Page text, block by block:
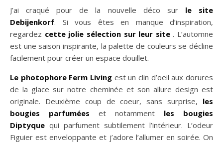
Facebook
sur Twittersur Instagram
Facebook
sur Twittersur Instagram
J’ai craqué pour de la nouvelle déco sur
le site
Debijenkorf. Si vous êtes en manque d’inspiration,
regardez cette jolie sélection sur leur site. L’automne
est une saison inspirante, la palette de couleurs se décline
facilement pour créer un espace douillet.
Le photophore Ferm Living est un clin d’oeil aux dorures
de la glace sur notre cheminée et son allure design est
originale. Deuxième coup de coeur, sans surprise, les
bougies parfumées et notamment les bougies
Diptyque qui parfument subtilement l’intérieur. L’odeur
Figuier est enveloppante et j’adore l’allumer en soirée. On